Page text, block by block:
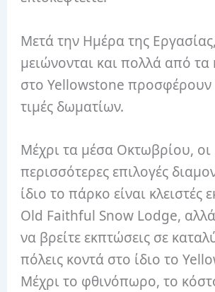
Μετά την Ημέρα της
μειώνονται και πολλά από
στο Yellowstone προσφέρουν
τιμές δωματίων.
Μέχρι τα μέσα Οκτωβρίου, οι
περισσότερες επιλογές
ίδιο το πάρκο είναι κλειστές
Old Faithful Snow Lodge,
να βρείτε εκπτώσεις σε
πόλεις κοντά στο ίδιο το
Μέχρι το φθινόπωρο, το